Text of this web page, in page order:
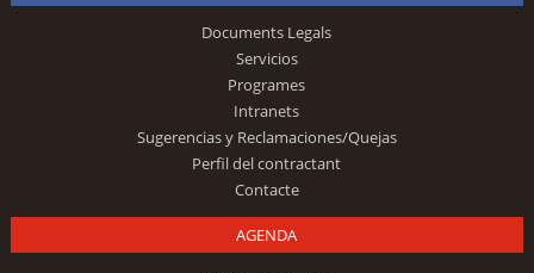
Documents Legals
Servicios
Programes
Intranets
Sugerencias y Reclamaciones/Quejas
Perfil del contractant
Contacte
AGENDA